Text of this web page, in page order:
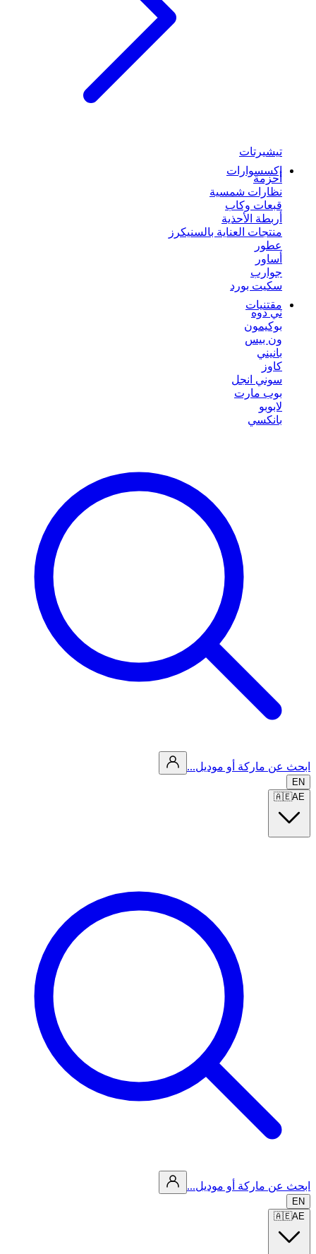
تيشيرتات
إكسسوارات
أحزمة
نظارات شمسية
قبعات وكاب
أربطة الأحذية
منتجات العناية بالسنيكرز
عطور
أساور
جوارب
سكيت بورد
مقتنيات
ني دوه
بوكيمون
ون بيس
بانيني
كاوز
سوني انجل
بوب مارت
لابوبو
بانكسي
ابحث عن ماركة أو موديل...
EN
🇦🇪AE
ابحث عن ماركة أو موديل...
EN
🇦🇪AE